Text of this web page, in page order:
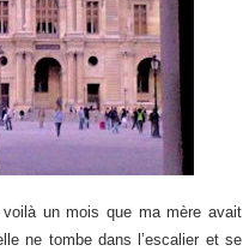
un mois que ma mère avait
ne tombe dans l’escalier et se